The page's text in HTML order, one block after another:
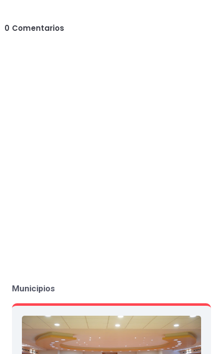
0 Comentarios
Municipios